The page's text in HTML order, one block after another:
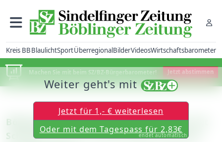
Kreis BBBlaulichtSportÜberregionalBilderVideosWirtschaftsbarometer
Machen Sie mit beim SZ/BZ-Bürgerbarometer! Jetzt abstimmen
Böblingen: Podiumsdiskussion vor und mit
Schülern mit den Bundestagskandidaten
Weiter geht's mit
Jetzt für 1,- € weiterlesen
Oder mit dem Tagespass für 2,83€
endet automatisch